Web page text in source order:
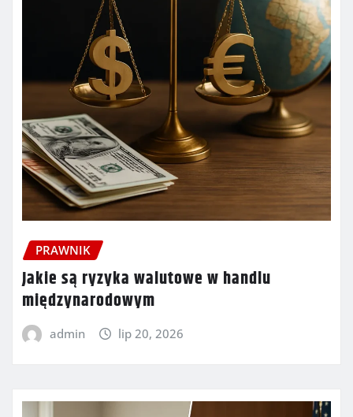
PRAWNIK
Jakie są ryzyka walutowe w handlu
międzynarodowym
admin lip 20, 2026